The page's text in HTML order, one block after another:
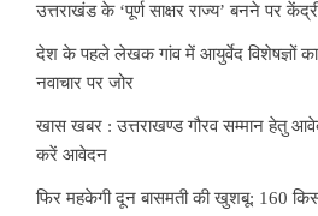
उत्तराखंड के ‘पूर्ण साक्षर राज्य’ बनने पर
देश के पहले लेखक गांव में आयुर्वेद विशेषज्ञों
नवाचार पर जोर
खास खबर : उत्तराखण्ड गौरव सम्मान हेतु
करें आवेदन
फिर महकेगी दून बासमती की खुशबू: 160